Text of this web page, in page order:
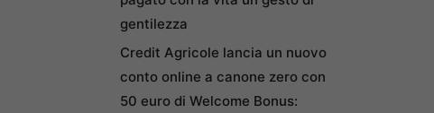
gentilezza
Credit Agricole lancia un nuovo
conto online a canone zero con
50 euro di Welcome Bonus: